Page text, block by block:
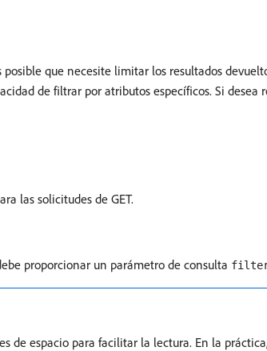
que necesite limitar los resultados
de filtrar por atributos específicos. Si desea
las solicitudes de GET.
proporcionar un parámetro de consulta
de espacio para facilitar la lectura. En la